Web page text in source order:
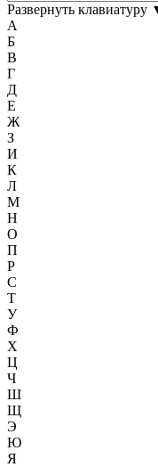
Развернуть клавиатуру
А
Б
В
Г
Д
Е
Ж
З
И
К
Л
М
Н
О
П
Р
С
Т
У
Ф
Х
Ц
Ч
Ш
Щ
Э
Ю
Я